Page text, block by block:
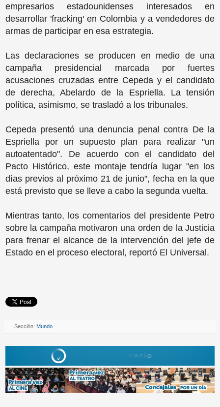
empresarios estadounidenses interesados en
desarrollar 'fracking' en Colombia y a vendedores de
armas de participar en esa estrategia.
Las declaraciones se producen en medio de una
campaña presidencial marcada por fuertes
acusaciones cruzadas entre Cepeda y el candidato
de derecha, Abelardo de la Espriella. La tensión
política, asimismo, se trasladó a los tribunales.
Cepeda presentó una denuncia penal contra De la
Espriella por un supuesto plan para realizar "un
autoatentado". De acuerdo con el candidato del
Pacto Histórico, este montaje tendría lugar "en los
días previos al próximo 21 de junio", fecha en la que
está previsto que se lleve a cabo la segunda vuelta.
Mientras tanto, los comentarios del presidente Petro
sobre la campaña motivaron una orden de la Justicia
para frenar el alcance de la intervención del jefe de
Estado en el proceso electoral, reportó El Universal.
Sección: Mundo